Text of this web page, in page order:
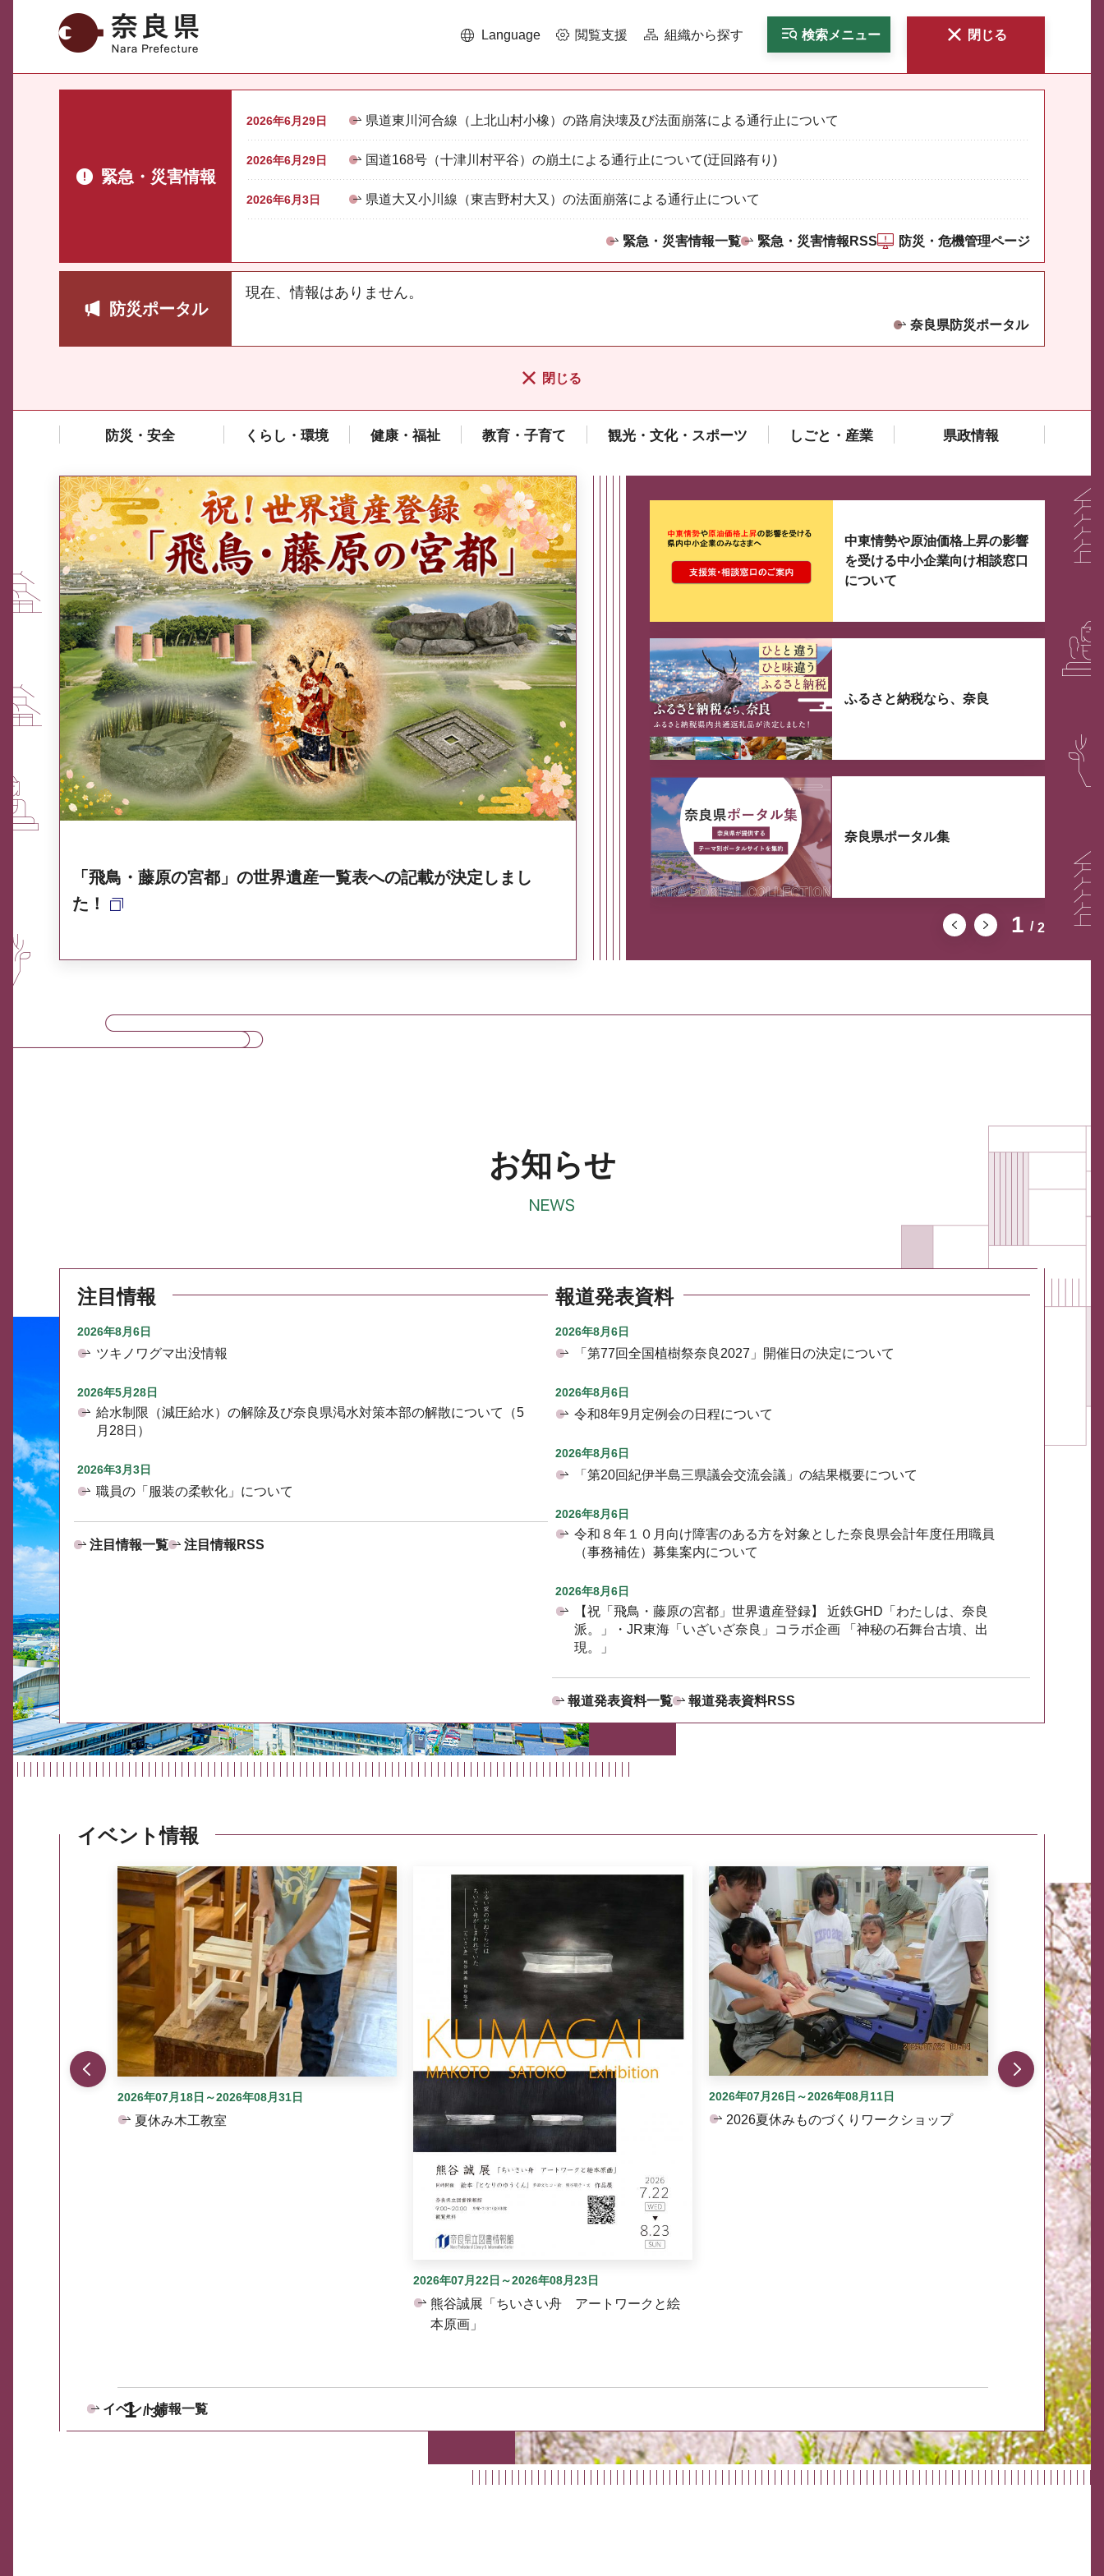
奈良県 Language 閲覧支援 組織から探す 検索メニュー 閉じる
緊急・災害情報
2026年6月29日 県道東川河合線（上北山村小橡）の路肩決壊及び法面崩落による通行止について
2026年6月29日 国道168号（十津川村平谷）の崩土による通行止について(迂回路有り)
2026年6月3日 県道大又小川線（東吉野村大又）の法面崩落による通行止について
緊急・災害情報一覧 緊急・災害情報RSS 防災・危機管理ページ
防災ポータル
現在、情報はありません。
奈良県防災ポータル
閉じる
防災・安全 くらし・環境 健康・福祉 教育・子育て 観光・文化・スポーツ しごと・産業 県政情報
「飛鳥・藤原の宮都」の世界遺産一覧表への記載が決定しまし
た！
ここから最大3つずつ情報が表示されるスライダーがあります。
1 2
中東情勢や原油価格上昇の影響
を受ける中小企業向け相談窓口
について
ふるさと納税なら、奈良
県広報誌「県民だより奈良」
2026年8月号
奈良県政策集
中東情勢や原油価格上昇の影響
を受ける中小企業向け相談窓口
について
ふるさと納税なら、奈良
奈良県ポータル集
お知らせ
注目情報
2026年8月6日
ツキノワグマ出没情報
2026年5月28日
給水制限（減圧給水）の解除及び奈良県渇水対策本部の解散について（5
月28日）
2026年3月3日
職員の「服装の柔軟化」について
注目情報一覧 注目情報RSS
報道発表資料
2026年8月6日
「第77回全国植樹祭奈良2027」開催日の決定について
2026年8月6日
令和8年9月定例会の日程について
2026年8月6日
「第20回紀伊半島三県議会交流会議」の結果概要について
2026年8月6日
令和８年１０月向け障害のある方を対象とした奈良県会計年度任用職員
（事務補佐）募集案内について
2026年8月6日
【祝「飛鳥・藤原の宮都」世界遺産登録】 近鉄GHD「わたしは、奈良
派。」・JR東海「いざいざ奈良」コラボ企画 「神秘の石舞台古墳、出
現。」
報道発表資料一覧 報道発表資料RSS
イベント情報
1 30
2026年07月18日～2026年08月31日
夏休み木工教室
2026年07月22日～2026年08月23日
熊谷誠展「ちいさい舟 アートワークと絵
本原画」
2026年07月26日～2026年08月11日
2026夏休みものづくりワークショップ
イベント情報一覧